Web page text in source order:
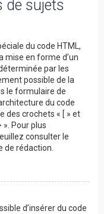
de sujets
du code HTML,
mise en forme d’un
par les
possible de la
le formulaire de
du code
des crochets « [ » et
». Pour plus
consulter le
de rédaction.
d’insérer du code